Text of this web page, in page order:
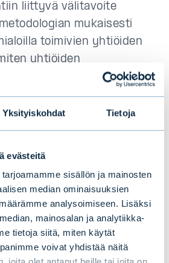
Yksityiskohdat Tietoja
evästeitä
sisällön ja mainosten
median ominaisuuksien
analysoimiseen. Lisäksi
mainosalan ja analytiikka-
tietoja siitä, miten käytät
voivat yhdistää näitä
liittyvä välitavoite
mukaisesti
toimivien yhtiöiden
yhtiöiden
ja ilmastolinjaukset
yhteiskunnan
tavoite tarjoaa selkeän
eteenpäin katsovia
kannalta merkittäville
on myös linjassa Evlin
ja tuo
ilmastotyöhön.